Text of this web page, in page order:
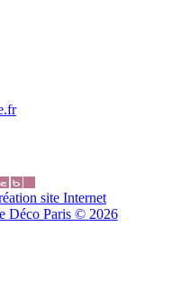
site Internet
Déco Paris © 2026